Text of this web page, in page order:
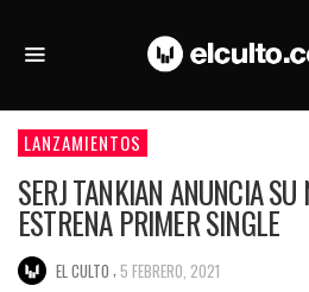
LANZAMIENTOS
SERJ TANKIAN ANUNCIA SU
ESTRENA PRIMER SINGLE
EL CULTO 5 FEBRERO, 2021